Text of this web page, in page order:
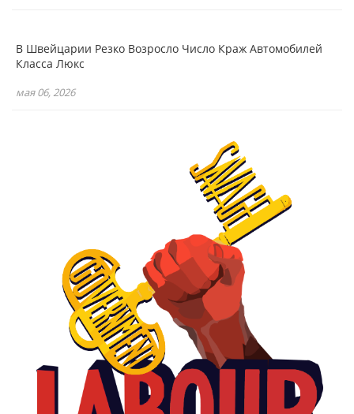
В Швейцарии Резко Возросло Число Краж Автомобилей
Класса Люкс
мая 06, 2026